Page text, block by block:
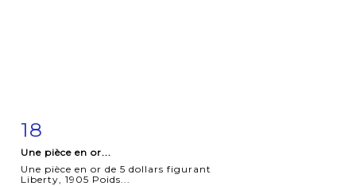
détaillée
18
Une pièce en or...
Une pièce en or de 5 dollars figurant
Liberty, 1905 Poids...